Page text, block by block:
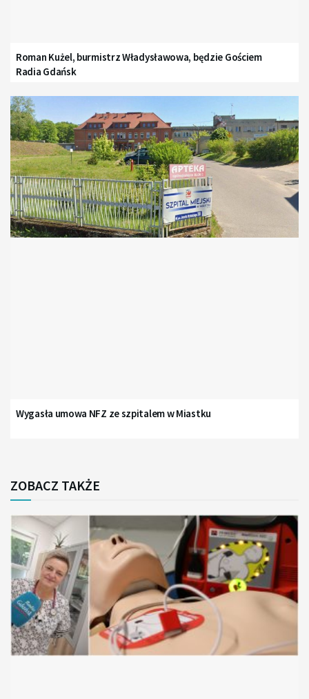
Roman Kużel, burmistrz Władysławowa, będzie Gościem
Radia Gdańsk
Wygasła umowa NFZ ze szpitalem w Miastku
ZOBACZ TAKŻE